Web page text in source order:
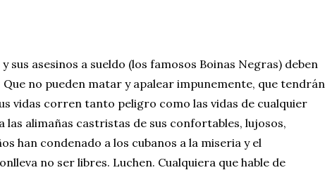
sus asesinos a sueldo (los famosos Boinas Negras) deben
no pueden matar y apalear impunemente, que tendrán
vidas corren tanto peligro como las vidas de cualquier
las alimañas castristas de sus confortables, lujosos,
han condenado a los cubanos a la miseria y el
no ser libres. Luchen. Cualquiera que hable de